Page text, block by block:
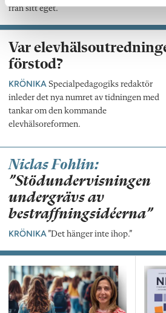
från sitt eget.
Var
förstod?
KRÖNIKA Specialpedagogiks redaktör
inleder det nya numret av tidningen med
tankar om den kommande
elevhälsoreformen.
Niclas Fohlin:
”Stödundervisningen
undergrävs av
bestraffningsidéerna”
KRÖNIKA”Det hänger inte ihop.”